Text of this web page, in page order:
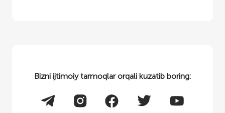
Bizni ijtimoiy tarmoqlar orqali kuzatib boring: